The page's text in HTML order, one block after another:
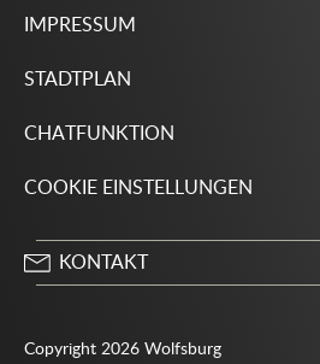
IMPRESSUM
STADTPLAN
CHATFUNKTION
COOKIE EINSTELLUNGEN
KONTAKT
Copyright 2026 Wolfsburg